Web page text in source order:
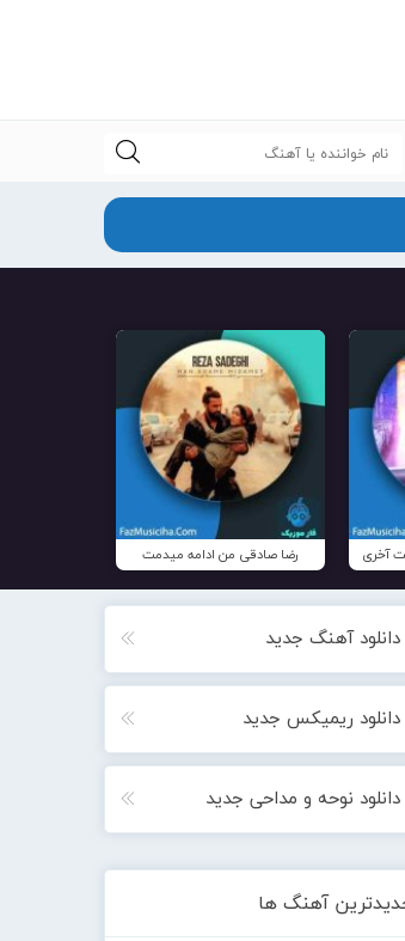
آخری رضا صادقی من ادامه میدمت
دانلود آهنگ جدید
دانلود ریمیکس جدید
دانلود نوحه و مداحی جدید
آهنگ ها